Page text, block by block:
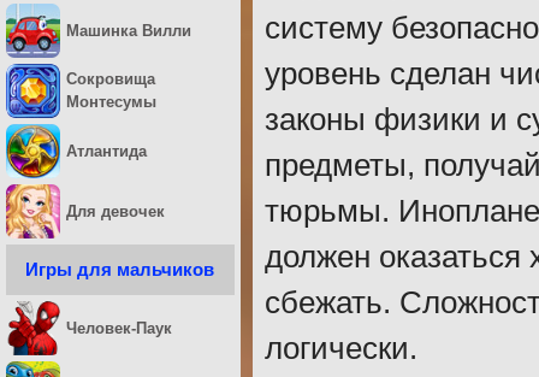
систему
уровень сделан
законы физики и
предметы,
тюрьмы.
должен оказаться
сбежать.
логически.
Машинка Вилли
Сокровища
Монтесумы
Атлантида
Для девочек
Игры для мальчиков
Человек-Паук